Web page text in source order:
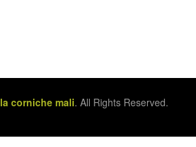
la corniche mali. All Rights Reserved.